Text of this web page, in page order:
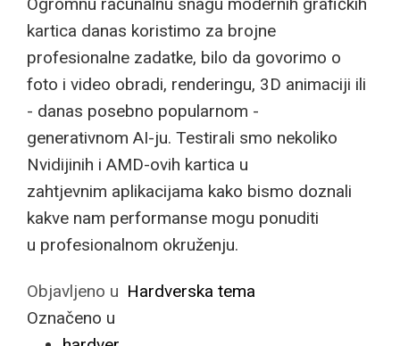
kartica danas koristimo za brojne
profesionalne zadatke, bilo da govorimo o
foto i video obradi, renderingu, 3D animaciji ili
- danas posebno popularnom -
generativnom AI-ju. Testirali smo nekoliko
Nvidijinih i AMD-ovih kartica u
zahtjevnim aplikacijama kako bismo doznali
kakve nam performanse mogu ponuditi
u profesionalnom okruženju.
Objavljeno u Hardverska tema
Označeno u